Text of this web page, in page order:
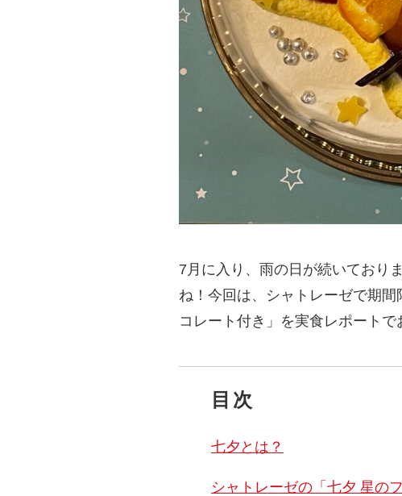
7月に入り、雨の日が続いており
ね！今回は、シャトレーゼで期
コレート付き」を実食レポートで
目次
七夕とは？
シャトレーゼの「七夕 星の